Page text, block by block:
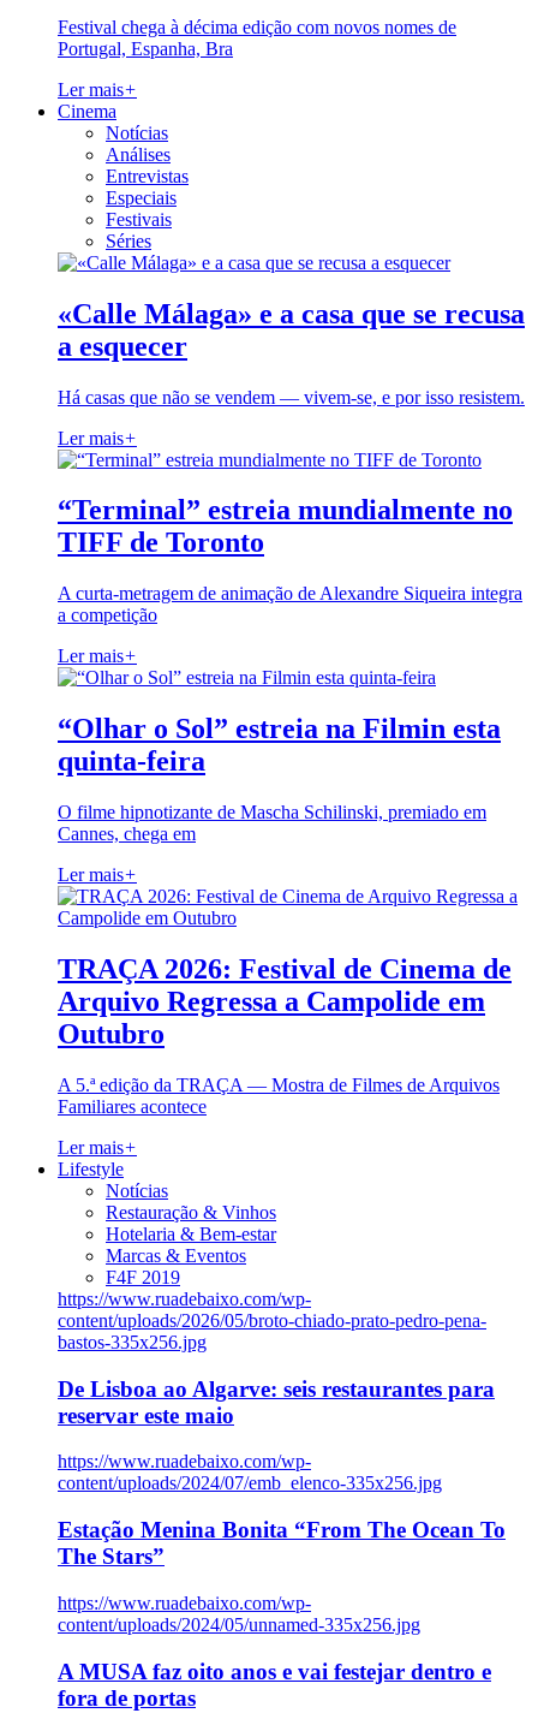
Festival chega à décima edição com novos nomes de
Portugal, Espanha, Bra
Ler mais+
Cinema
Notícias
Análises
Entrevistas
Especiais
Festivais
Séries
«Calle Málaga» e a casa que se recusa
a esquecer
Há casas que não se vendem — vivem-se, e por isso resistem.
Ler mais+
“Terminal” estreia mundialmente no
TIFF de Toronto
A curta-metragem de animação de Alexandre Siqueira integra
a competição
Ler mais+
“Olhar o Sol” estreia na Filmin esta
quinta-feira
O filme hipnotizante de Mascha Schilinski, premiado em
Cannes, chega em
Ler mais+
TRAÇA 2026: Festival de Cinema de
Arquivo Regressa a Campolide em
Outubro
A 5.ª edição da TRAÇA — Mostra de Filmes de Arquivos
Familiares acontece
Ler mais+
Lifestyle
Notícias
Restauração & Vinhos
Hotelaria & Bem-estar
Marcas & Eventos
F4F 2019
https://www.ruadebaixo.com/wp-
content/uploads/2026/05/broto-chiado-prato-pedro-pena-
bastos-335x256.jpg
De Lisboa ao Algarve: seis restaurantes para
reservar este maio
https://www.ruadebaixo.com/wp-
content/uploads/2024/07/emb_elenco-335x256.jpg
Estação Menina Bonita “From The Ocean To
The Stars”
https://www.ruadebaixo.com/wp-
content/uploads/2024/05/unnamed-335x256.jpg
A MUSA faz oito anos e vai festejar dentro e
fora de portas